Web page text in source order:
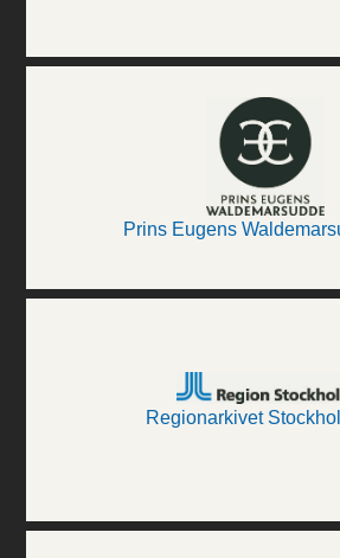
Prins Eugens
Regionarkivet